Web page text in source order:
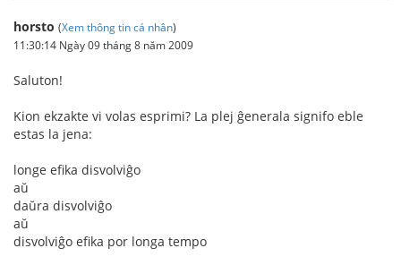
horsto (Xem thông tin cá nhân)
11:30:14 Ngày 09 tháng 8 năm 2009
Saluton!
Kion ekzakte vi volas esprimi? La plej ĝenerala signifo eble
estas la jena:
longe efika disvolviĝo
aŭ
daŭra disvolviĝo
aŭ
disvolviĝo efika por longa tempo